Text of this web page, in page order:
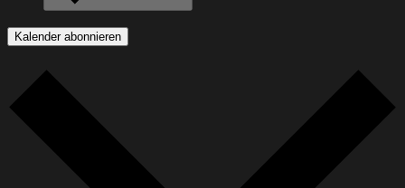
Kalender abonnieren